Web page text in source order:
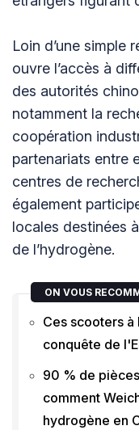
Loin d’une simple
ouvre l’accès à
des autorités
notamment la
coopération
partenariats entre
centres de
également
locales destinées
de l’hydrogène.
ON VOUS
Ces scooters
conquête de
90 % de
comment
hydrogène en